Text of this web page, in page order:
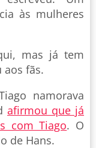
às mulheres
mas já tem
aos fãs.
namorava
afirmou que já
com Tiago. O
de Hans.